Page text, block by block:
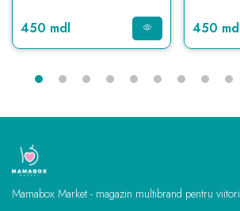
450 mdl 450
Mamabox Market - magazin multibrand pentru